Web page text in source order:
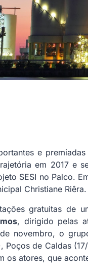
e
em 2017 e
SESI no Palco.
Christiane Riêra.
gratuitas de
, dirigido pelas
novembro, o
Poços de Caldas
os atores, que